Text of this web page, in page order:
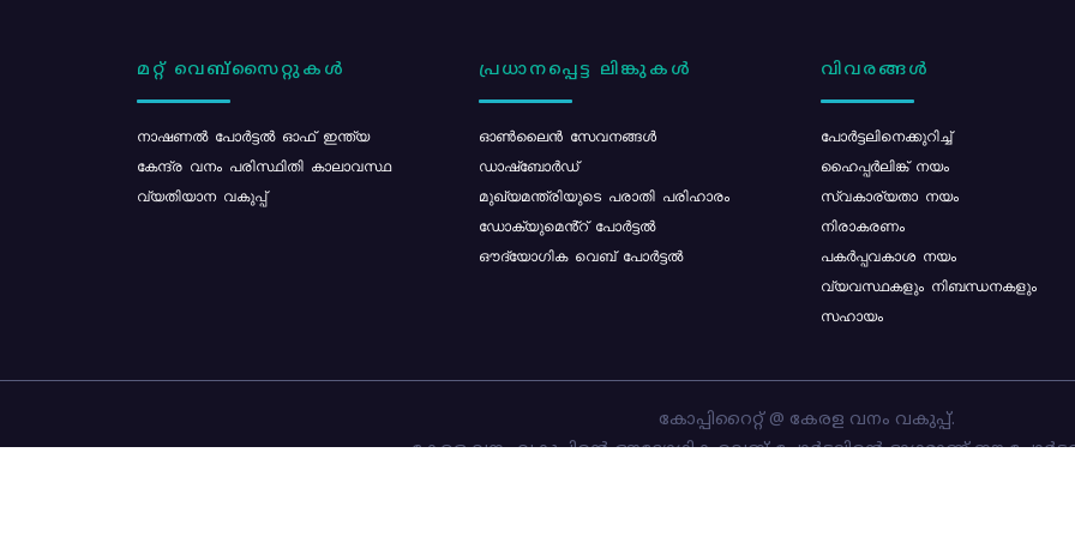
മറ്റ് വെബ്സൈറ്റുകൾ
നാഷണൽ പോർട്ടൽ ഓഫ് ഇന്ത്യ
കേന്ദ്ര വനം പരിസ്ഥിതി കാലാവസ്ഥ
വ്യതിയാന വകുപ്പ്
പ്രധാനപ്പെട്ട ലിങ്കുകൾ
ഓൺലൈൻ സേവനങ്ങൾ
ഡാഷ്ബോർഡ്
മുഖ്യമന്ത്രിയുടെ പരാതി പരിഹാരം
ഡോക്യുമെൻ്റ് പോർട്ടൽ
ഔദ്യോഗിക വെബ് പോർട്ടൽ
വിവരങ്ങൾ
പോര്‍ട്ടലിനെക്കുറിച്ച്
ഹൈപ്പർലിങ്ക് നയം
സ്വകാര്യതാ നയം
നിരാകരണം
പകർപ്പവകാശ നയം
വ്യവസ്ഥകളും നിബന്ധനകളും
സഹായം
കോപ്പിറൈറ്റ് @ കേരള വനം വകുപ്പ്.
കേരള വനം വകുപ്പിന്റെ ഔദ്യോഗിക വെബ്-പോർട്ടലിന്റെ ഭാഗമാണ് ഈ